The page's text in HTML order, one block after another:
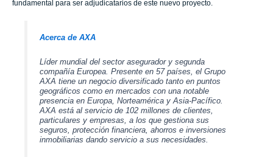
fundamental para ser adjudicatarios de este nuevo proyecto.
Acerca de AXA
Líder mundial del sector asegurador y segunda
compañía Europea. Presente en 57 países, el Grupo
AXA tiene un negocio diversificado tanto en puntos
geográficos como en mercados con una notable
presencia en Europa, Norteamérica y Asia-Pacífico.
AXA está al servicio de 102 millones de clientes,
particulares y empresas, a los que gestiona sus
seguros, protección financiera, ahorros e inversiones
inmobiliarias dando servicio a sus necesidades.